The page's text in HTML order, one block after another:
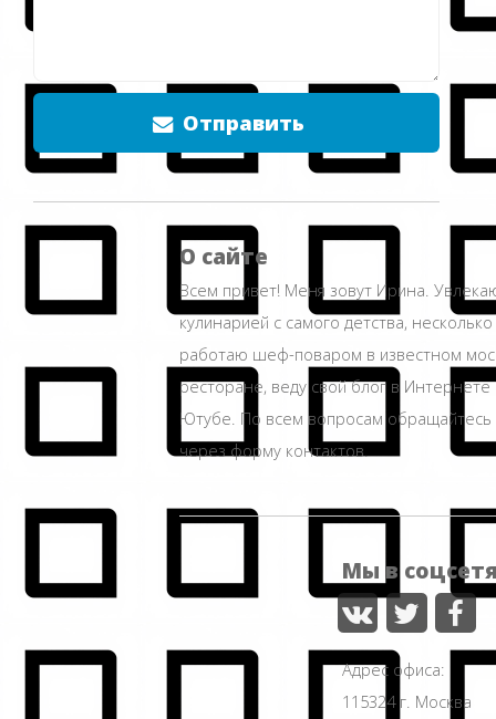
Отправить
О сайте
Всем привет! Меня зовут Ирина.
кулинарией с самого детства,
работаю шеф-поваром в известном
ресторане, веду свой блог в Интернете
Ютубе. По всем вопросам
через форму контактов.
Мы в
Адрес офиса:
115324 г. Москва